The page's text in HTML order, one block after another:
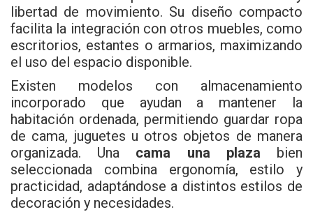
libertad de movimiento. Su diseño compacto
facilita la integración con otros muebles, como
escritorios, estantes o armarios, maximizando
el uso del espacio disponible.
Existen modelos con almacenamiento
incorporado que ayudan a mantener la
habitación ordenada, permitiendo guardar ropa
de cama, juguetes u otros objetos de manera
organizada. Una cama una plaza bien
seleccionada combina ergonomía, estilo y
practicidad, adaptándose a distintos estilos de
decoración y necesidades.